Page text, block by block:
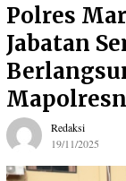
Polres
Jabatan
Redaksi
19/11/2025